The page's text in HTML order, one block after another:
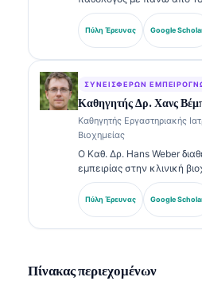
εργαστηριακή ιατρική και
ανάλυση. Διαθέτει
στην κλινική χημεία και
Πύλη Έρευνας Google
ΣΥΝΕΙΣΦΈΡΩΝ
Καθηγητής Δρ. Χανς
Καθηγητής Εργαστηριακής
Βιοχημείας
Ο Καθ. Δρ. Hans Weber
εμπειρίας στην κλινική
εργαστηριακή ιατρική και
Πρώην Πρόεδρος της
Χημείας, ειδικεύεται
Πύλη Έρευνας Google
Πίνακας περιεχομένων